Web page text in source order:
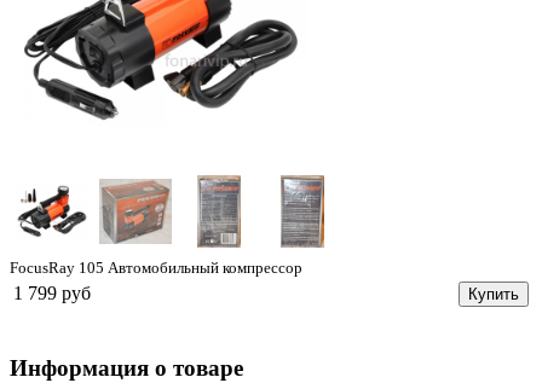
FocusRay 105 Автомобильный компрессор
1 799 руб Купить
Информация о товаре